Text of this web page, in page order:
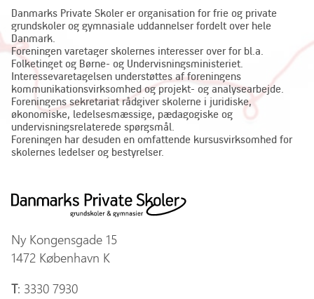
Danmarks Private Skoler er organisation for frie og private
grundskoler og gymnasiale uddannelser fordelt over hele
Danmark.
Foreningen varetager skolernes interesser over for bl.a.
Folketinget og Børne- og Undervisningsministeriet.
Interessevaretagelsen understøttes af foreningens
kommunikationsvirksomhed og projekt- og analysearbejde.
Foreningens sekretariat rådgiver skolerne i juridiske,
økonomiske, ledelsesmæssige, pædagogiske og
undervisningsrelaterede spørgsmål.
Foreningen har desuden en omfattende kursusvirksomhed for
skolernes ledelser og bestyrelser.
Ny Kongensgade 15
1472 København K
T: 3330 7930